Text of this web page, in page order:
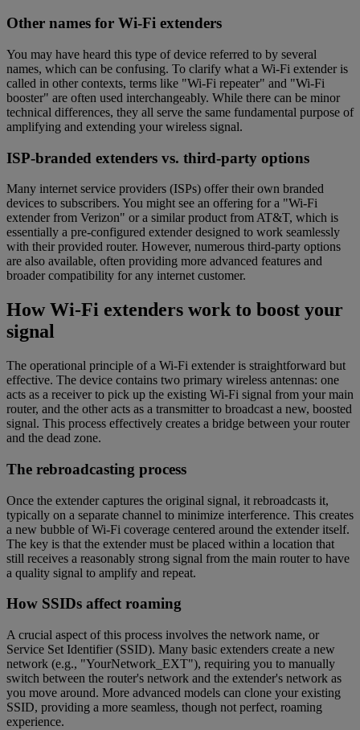
Other names for Wi-Fi extenders
You may have heard this type of device referred to by several
names, which can be confusing. To clarify what a Wi-Fi extender is
called in other contexts, terms like "Wi-Fi repeater" and "Wi-Fi
booster" are often used interchangeably. While there can be minor
technical differences, they all serve the same fundamental purpose of
amplifying and extending your wireless signal.
ISP-branded extenders vs. third-party options
Many internet service providers (ISPs) offer their own branded
devices to subscribers. You might see an offering for a "Wi-Fi
extender from Verizon" or a similar product from AT&T, which is
essentially a pre-configured extender designed to work seamlessly
with their provided router. However, numerous third-party options
are also available, often providing more advanced features and
broader compatibility for any internet customer.
How Wi-Fi extenders work to boost your
signal
The operational principle of a Wi-Fi extender is straightforward but
effective. The device contains two primary wireless antennas: one
acts as a receiver to pick up the existing Wi-Fi signal from your main
router, and the other acts as a transmitter to broadcast a new, boosted
signal. This process effectively creates a bridge between your router
and the dead zone.
The rebroadcasting process
Once the extender captures the original signal, it rebroadcasts it,
typically on a separate channel to minimize interference. This creates
a new bubble of Wi-Fi coverage centered around the extender itself.
The key is that the extender must be placed within a location that
still receives a reasonably strong signal from the main router to have
a quality signal to amplify and repeat.
How SSIDs affect roaming
A crucial aspect of this process involves the network name, or
Service Set Identifier (SSID). Many basic extenders create a new
network (e.g., "YourNetwork_EXT"), requiring you to manually
switch between the router's network and the extender's network as
you move around. More advanced models can clone your existing
SSID, providing a more seamless, though not perfect, roaming
experience.